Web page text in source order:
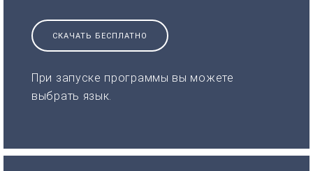
СКАЧАТЬ БЕСПЛАТНО
При запуске программы вы можете
выбрать язык.